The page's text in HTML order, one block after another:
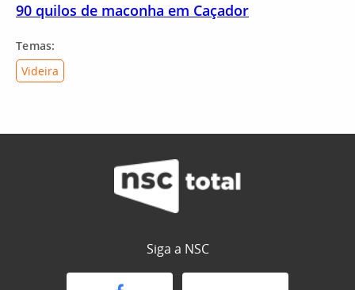
90 quilos de maconha em Caçador
Temas:
Videira
Siga a NSC